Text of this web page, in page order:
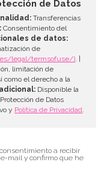
de Datos
Transferencias
Consentimiento del
de datos:
de
legal/termsofuse/). |
limitación de
como el derecho a la
Disponible la
de Datos
y Política de Privacidad.
a recibir
mail y confirmo que he